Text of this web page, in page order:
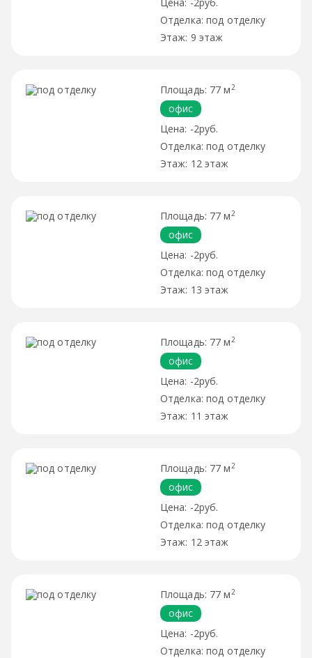
под отделку
9 этаж
77 м 2
офис
-2руб.
под отделку
12 этаж
77 м 2
офис
-2руб.
под отделку
13 этаж
77 м 2
офис
-2руб.
под отделку
11 этаж
77 м 2
офис
-2руб.
под отделку
12 этаж
77 м 2
офис
-2руб.
под отделку